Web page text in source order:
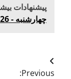
پیشنهادات
چهارشنبه - 26 آذر 1404
Previous: